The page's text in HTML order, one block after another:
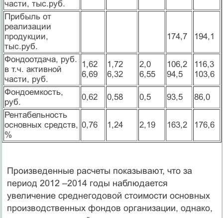
части, тыс.руб.
Прибыль от
реализации
продукции,
тыс.руб.
174,7 194,1
Фондоотдача, руб.
в т.ч. активной
части, руб.
1,62
6,69
1,72
6,32
2,0
6,55
106,2
94,5
116,3
103,6
Фондоемкость,
руб.
0,62 0,58 0,5 93,5
86,0
Рентабельность
основных средств,
%
0,76 1,24 2,19 163,2 176,6
Произведенные расчеты показывают, что за
период 2012 –2014 годы наблюдается
увеличение среднегодовой стоимости основных
производственных фондов организации, однако,